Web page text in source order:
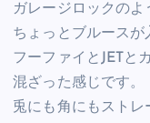
ガレージロックのよ
ちょっとブルースが
フーファイとJETと
混ざった感じです。
兎にも角にもスト